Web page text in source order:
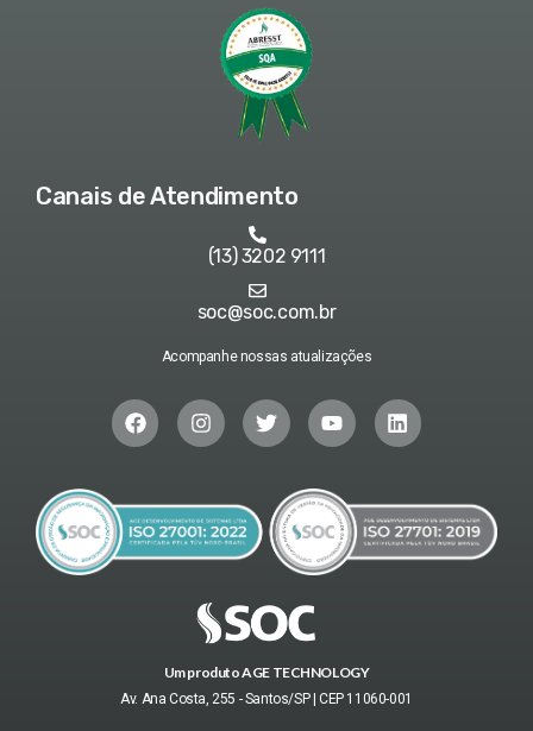
Canais de Atendimento
(13) 3202 9111
soc@soc.com.br
Acompanhe nossas atualizações
Um produto AGE TECHNOLOGY
Av. Ana Costa, 255 - Santos/SP | CEP 11060-001